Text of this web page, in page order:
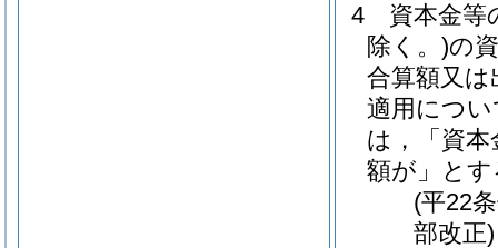
4
資本金等
除く。)の
合算額又
適用につ
は，「資
額が」とす
(平22
部改正)